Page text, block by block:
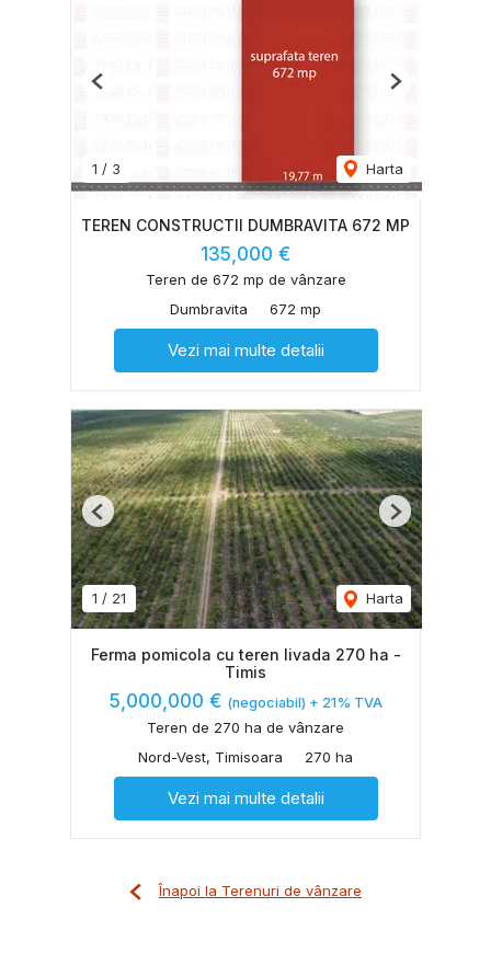
1 / 3 Harta
Previous Next
TEREN CONSTRUCTII DUMBRAVITA 672 MP
135,000 €
Teren de 672 mp de vânzare
Dumbravita
672 mp
Vezi mai multe detalii
1 / 21 Harta
Previous Next
Ferma pomicola cu teren livada 270 ha -
Timis
5,000,000 € (negociabil) + 21% TVA
Teren de 270 ha de vânzare
Nord-Vest, Timisoara
270 ha
Vezi mai multe detalii
Înapoi la Terenuri de vânzare